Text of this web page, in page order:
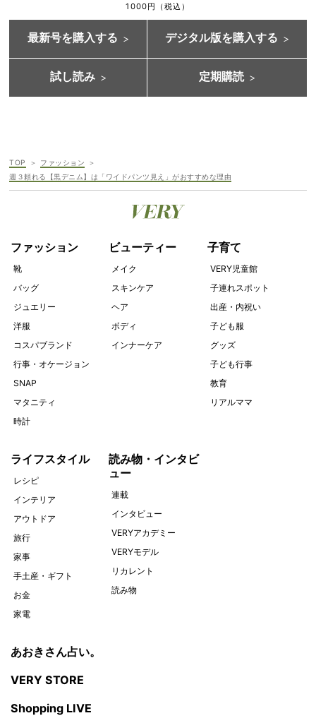
1000円（税込）
最新号を購入する デジタル版を購入する
試し読み 定期購読
TOP
ファッション
週３頼れる【黒デニム】は「ワイドパンツ見え」がおすすめな理由
ファッション
靴
バッグ
ジュエリー
洋服
コスパブランド
行事・オケージョン
SNAP
マタニティ
時計
ビューティー
メイク
スキンケア
ヘア
ボディ
インナーケア
子育て
VERY児童館
子連れスポット
出産・内祝い
子ども服
グッズ
子ども行事
教育
リアルママ
ライフスタイル
レシピ
インテリア
アウトドア
旅行
家事
手土産・ギフト
お金
家電
読み物・インタビ
ュー
連載
インタビュー
VERYアカデミー
VERYモデル
リカレント
読み物
あおきさん占い。
VERY STORE
Shopping LIVE